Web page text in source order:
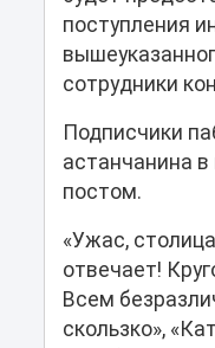
поступления
сотрудники
Подписчики
астанчанина
постом.
«Ужас,
отвечает!
Всем
скользко»,